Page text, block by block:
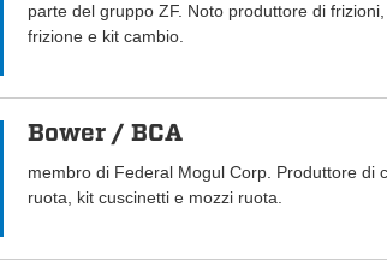
parte del gruppo ZF. Noto produttore di
frizione e kit cambio.
Bower / BCA
membro di Federal Mogul Corp. Produttore di
ruota, kit cuscinetti e mozzi ruota.